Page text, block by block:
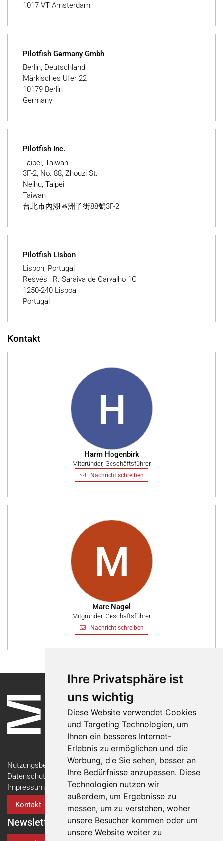
Ihre Privatsphäre ist
uns wichtig
Diese Website verwendet Cookies
und Targeting Technologien, um
Ihnen ein besseres Internet-
Erlebnis zu ermöglichen und die
Werbung, die Sie sehen, besser an
Ihre Bedürfnisse anzupassen. Diese
Technologien nutzen wir
außerdem, um Ergebnisse zu
messen, um zu verstehen, woher
unsere Besucher kommen oder um
unsere Website weiter zu
1017 VT Amsterdam
Pilotfish Germany Gmbh
Berlin, Deutschland
Märkisches Ufer 22
10179 Berlin
Germany
Pilotfish Inc.
Taipei, Taiwan
3F-2, No. 88, Zhouzi St.
Neihu, Taipei
Taiwan
台北市內湖區洲子街88號3F-2
Pilotfish Lisbon
Lisbon, Portugal
Resvés | R. Saraiva de Carvalho 1C
1250-240 Lisboa
Portugal
Kontakt
H
Harm Hogenbirk
Mitgründer, Geschäftsführer
Nachricht schreiben
M
Marc Nagel
Mitgründer, Geschäftsführer
Nachricht schreiben
Nutzungsbedingungen
Datenschutzerklärung
Impressum
Kontakt
Newsletter